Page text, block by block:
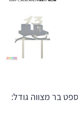
בר מצווה גודל: